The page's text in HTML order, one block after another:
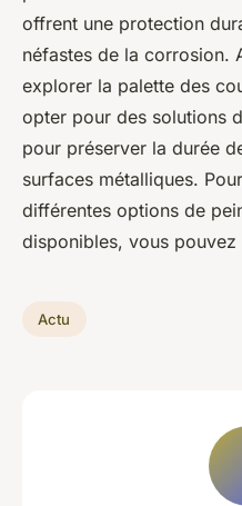
offrent une protection
néfastes de la corrosion.
explorer la palette des
opter pour des solutions
pour préserver la durée
surfaces métalliques.
différentes options de
disponibles, vous
Actu